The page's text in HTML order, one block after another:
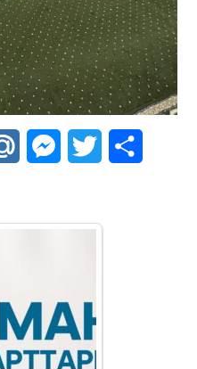
Mail.Ru Messenger
Twitter